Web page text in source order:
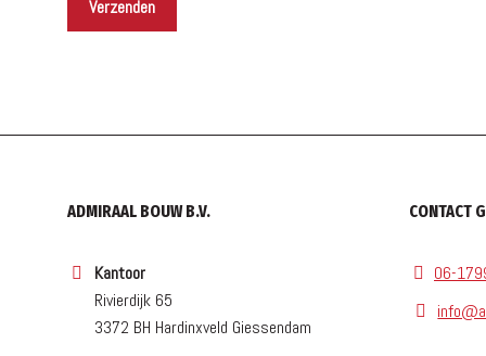
ADMIRAAL BOUW B.V.
Kantoor
Rivierdijk 65
3372 BH Hardinxveld Giessendam
CONTACT
06-